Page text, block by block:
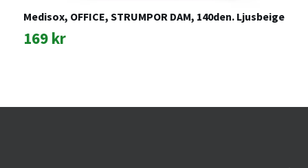
Medisox, OFFICE, STRUMPOR DAM, 140den. Ljusbeige
169 kr